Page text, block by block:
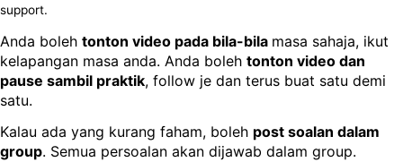
support.
Anda boleh tonton video pada bila-bila masa sahaja, ikut
kelapangan masa anda. Anda boleh tonton video dan
pause sambil praktik, follow je dan terus buat satu demi
satu.
Kalau ada yang kurang faham, boleh post soalan dalam
group. Semua persoalan akan dijawab dalam group.